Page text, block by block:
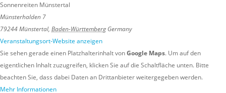
Sonnenreiten Münstertal
Münsterhalden 7
79244 Münstertal, Baden-Württemberg Germany
Veranstaltungsort-Website anzeigen
Sie sehen gerade einen Platzhalterinhalt vonGoogle Maps. Um auf den
eigentlichen Inhalt zuzugreifen, klicken Sie auf die Schaltfläche unten. Bitte
beachten Sie, dass dabei Daten an Drittanbieter weitergegeben werden.
Mehr Informationen